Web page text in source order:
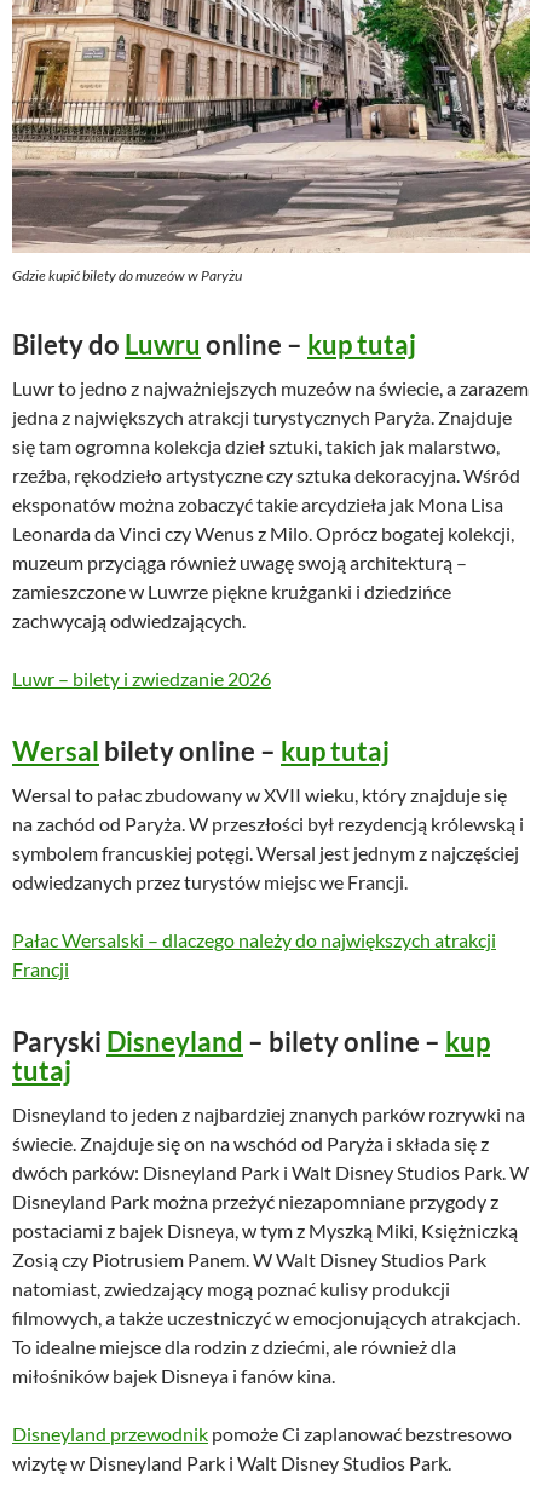
Gdzie kupić bilety do muzeów w Paryżu
Bilety do Luwru online – kup tutaj
Luwr to jedno z najważniejszych muzeów na świecie, a zarazem
jedna z największych atrakcji turystycznych Paryża. Znajduje
się tam ogromna kolekcja dzieł sztuki, takich jak malarstwo,
rzeźba, rękodzieło artystyczne czy sztuka dekoracyjna. Wśród
eksponatów można zobaczyć takie arcydzieła jak Mona Lisa
Leonarda da Vinci czy Wenus z Milo. Oprócz bogatej kolekcji,
muzeum przyciąga również uwagę swoją architekturą –
zamieszczone w Luwrze piękne krużganki i dziedzińce
zachwycają odwiedzających.
Luwr – bilety i zwiedzanie 2026
Wersal bilety online – kup tutaj
Wersal to pałac zbudowany w XVII wieku, który znajduje się
na zachód od Paryża. W przeszłości był rezydencją królewską i
symbolem francuskiej potęgi. Wersal jest jednym z najczęściej
odwiedzanych przez turystów miejsc we Francji.
Pałac Wersalski – dlaczego należy do największych atrakcji
Francji
Paryski Disneyland – bilety online – kup
tutaj
Disneyland to jeden z najbardziej znanych parków rozrywki na
świecie. Znajduje się on na wschód od Paryża i składa się z
dwóch parków: Disneyland Park i Walt Disney Studios Park. W
Disneyland Park można przeżyć niezapomniane przygody z
postaciami z bajek Disneya, w tym z Myszką Miki, Księżniczką
Zosią czy Piotrusiem Panem. W Walt Disney Studios Park
natomiast, zwiedzający mogą poznać kulisy produkcji
filmowych, a także uczestniczyć w emocjonujących atrakcjach.
To idealne miejsce dla rodzin z dziećmi, ale również dla
miłośników bajek Disneya i fanów kina.
Disneyland przewodnik pomoże Ci zaplanować bezstresowo
wizytę w Disneyland Park i Walt Disney Studios Park.